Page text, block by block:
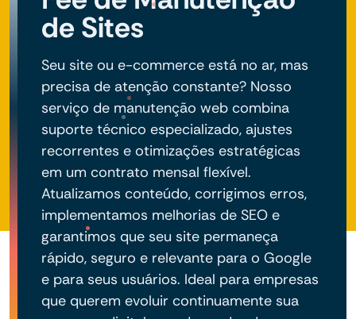
de Sites
Seu site ou e-commerce está no ar, mas
precisa de atenção constante? Nosso
serviço de manutenção web combina
suporte técnico especializado, ajustes
recorrentes e otimizações estratégicas
em um contrato mensal flexível.
Atualizamos conteúdo, corrigimos erros,
implementamos melhorias de SEO e
garantimos que seu site permaneça
rápido, seguro e relevante para o Google
e para seus usuários. Ideal para empresas
que querem evoluir continuamente sua